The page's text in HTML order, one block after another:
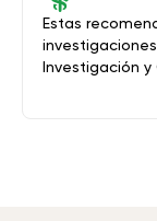
Estas
Investigación y